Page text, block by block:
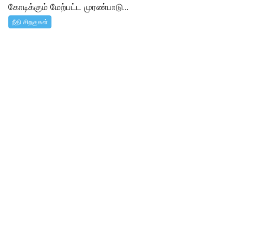
கோடிக்கும் மேற்பட்ட முரண்பாடு...
நீதி சிறகுகள்